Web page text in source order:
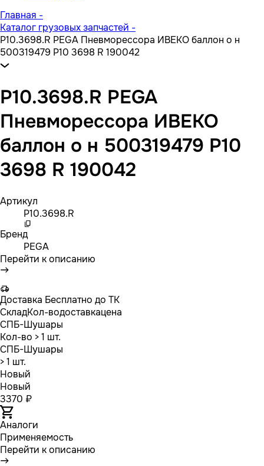
Главная -
Каталог грузовых запчастей -
P10.3698.R PEGA Пневморессора ИВЕКО баллон о н
500319479 P10 3698 R 190042
P10.3698.R PEGA
Пневморессора ИВЕКО
баллон о н 500319479 P10
3698 R 190042
Артикул
P10.3698.R
Бренд
PEGA
Перейти к описанию
Доставка Бесплатно до ТК
СкладКол-водоставкацена
СПБ-Шушары
Кол-во > 1 шт.
СПБ-Шушары
> 1 шт.
Новый
Новый
3370 ₽
Аналоги
Применяемость
Перейти к описанию